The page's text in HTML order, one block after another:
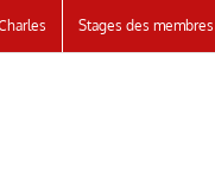
Stages des membres